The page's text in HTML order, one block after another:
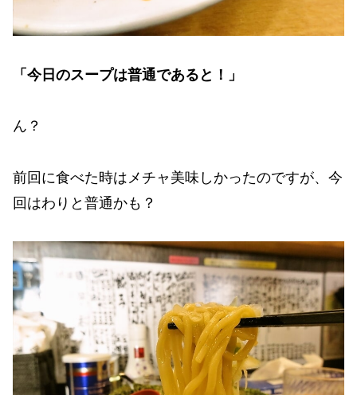
「今日のスープは普通であると！」
ん？
前回に食べた時はメチャ美味しかったのですが、今
回はわりと普通かも？